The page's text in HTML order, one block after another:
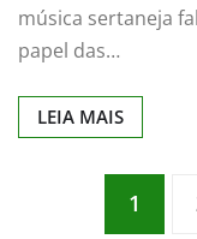
música sertaneja
papel das…
LEIA MAIS
1